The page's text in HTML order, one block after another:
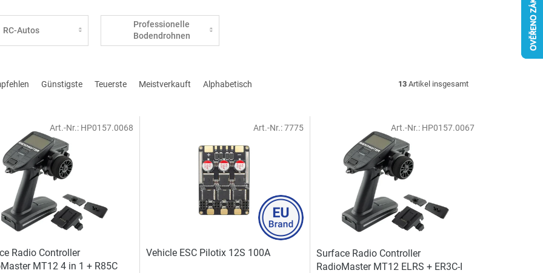
RC-Autos
Professionelle
Bodendrohnen
Günstigste Teuerste Meistverkauft Alphabetisch 13 Artikel insgesamt
Radio Controller
MT12 4 in 1 + R85C
Art.-Nr.: HP0157.0068
Vehicle ESC Pilotix 12S 100A
Art.-Nr.:7775
Surface Radio Controller
RadioMaster MT12 ELRS + ER3C-I
Art.-Nr.: HP0157.0067